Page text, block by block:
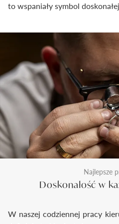
to wspaniały symbol
Najlepsze
Doskonałość w
W naszej codziennej pracy